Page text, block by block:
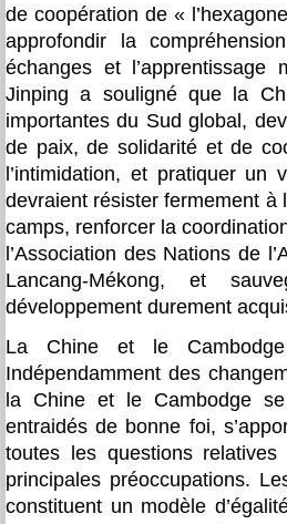
de coopération de «
approfondir la
échanges et
Jinping a souligné que la
importantes du Sud global,
de paix, de solidarité et de
l’intimidation, et pratiquer un
devraient résister fermement à
camps, renforcer la
l’Association des Nations de
Lancang-Mékong, et
développement durement
La Chine et le
Indépendamment des
la Chine et le Cambodge
entraidés de bonne foi,
toutes les questions
principales préoccupations.
constituent un modèle